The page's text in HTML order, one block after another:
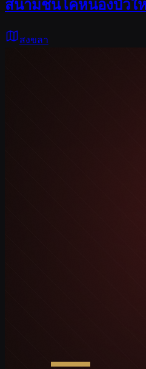
สนามชนโคหนองบัวใ
สงขลา